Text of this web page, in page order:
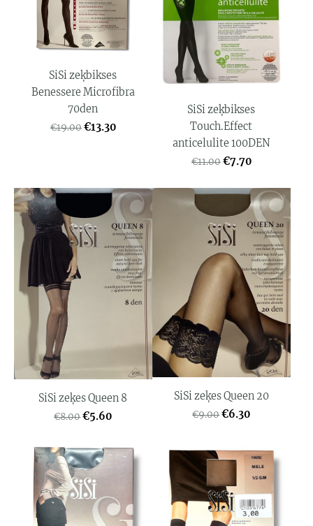
SiSi zeķbikses
Benessere Microfibra
70den
€19.00€13.30
SiSi zeķbikses
Touch.Effect
anticelulite 100DEN
€11.00€7.70
SiSi zeķes Queen 8
€8.00€5.60
SiSi zeķes Queen 20
€9.00€6.30